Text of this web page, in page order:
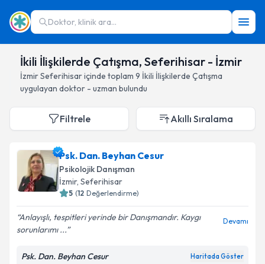
Doktor, klinik ara...
İkili İlişkilerde Çatışma, Seferihisar - İzmir
İzmirSeferihisariçinde toplam 9 İkili İlişkilerde Çatışma
uygulayan doktor - uzman bulundu
Filtrele Akıllı Sıralama
Psk. Dan. Beyhan Cesur
Psikolojik Danışman
İzmir, Seferihisar
5 (12 Değerlendirme)
Anlayışlı, tespitleri yerinde bir Danışmandır. Kaygı
sorunlarımı ...
Devamı
Psk. Dan. Beyhan Cesur Haritada Göster